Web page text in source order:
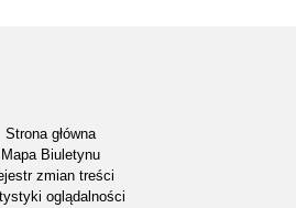
Strona główna
Mapa Biuletynu
zmian treści
oglądalności